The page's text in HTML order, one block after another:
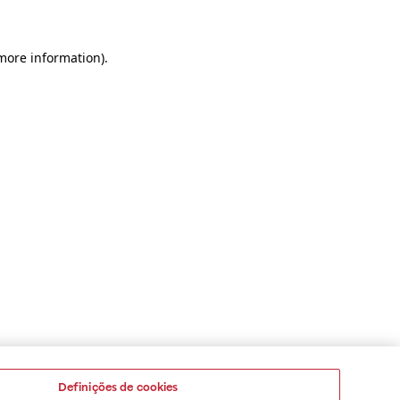
information).
Definições de cookies